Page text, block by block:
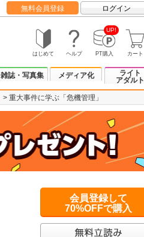
無料会員登録 ログイン
はじめて ヘルプ
UP!
PT購入 カート
雑誌・写真集 メディア化
ライト
アダルト
重大事件に学ぶ「危機管理」
会員登録して
70%OFFで購入